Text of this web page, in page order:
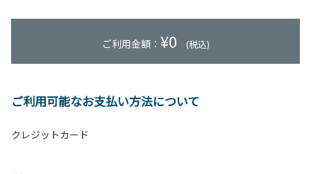
ご利用金額： ¥0 (税込)
ご利用可能なお支払い方法について
クレジットカード